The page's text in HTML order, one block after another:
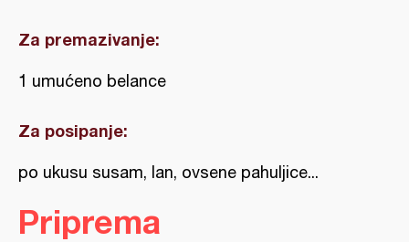
Za premazivanje:
1 umućeno belance
Za posipanje:
po ukusu susam, lan, ovsene pahuljice...
Priprema